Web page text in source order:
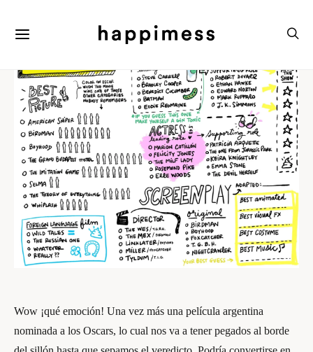
Wow ¡qué emoción! Una vez más una película argentina
nominada a los Oscars, lo cual nos va a tener pegados al borde